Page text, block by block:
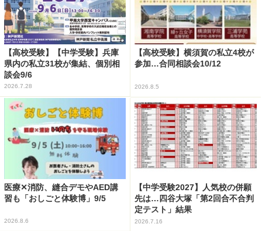
【高校受験】【中学受験】兵庫
県内の私立31校が集結、個別相
談会9/6
2026.7.28
【高校受験】横須賀の私立4校が
参加…合同相談会10/12
2026.8.5
医療✕消防、縫合デモやAED講
習も「おしごと体験博」9/5
2026.8.6
【中学受験2027】人気校の併願
先は…四谷大塚「第2回合不合判
定テスト」結果
2026.7.16